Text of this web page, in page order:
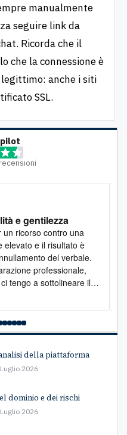
manualmente
seguire link da
Ricorda che il
che la connessione è
anche i siti
SSL.
e gentilezza
elevato e il risultato è
del verbale.
professionale,
tengo a sottolineare il
della piattaforma
2026
dominio e dei rischi
2026